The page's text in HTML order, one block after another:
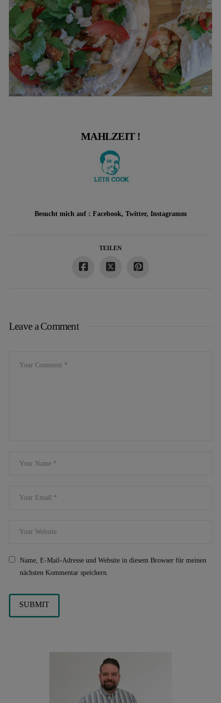
MAHLZEIT !
Besucht mich auf : Facebook, Twitter, Instagramm
TEILEN
Leave a Comment
Name, E-Mail-Adresse und Website in diesem Browser für meinen
nächsten Kommentar speichern.